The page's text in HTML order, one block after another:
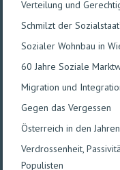
Verteilung und
Schmilzt der
Sozialer Wohnbau in
60 Jahre Soziale
Migration und
Gegen das Vergessen
Österreich in den
Verdrossenheit,
Populisten